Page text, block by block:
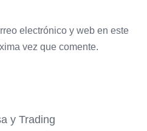
electrónico y web en este
vez que comente.